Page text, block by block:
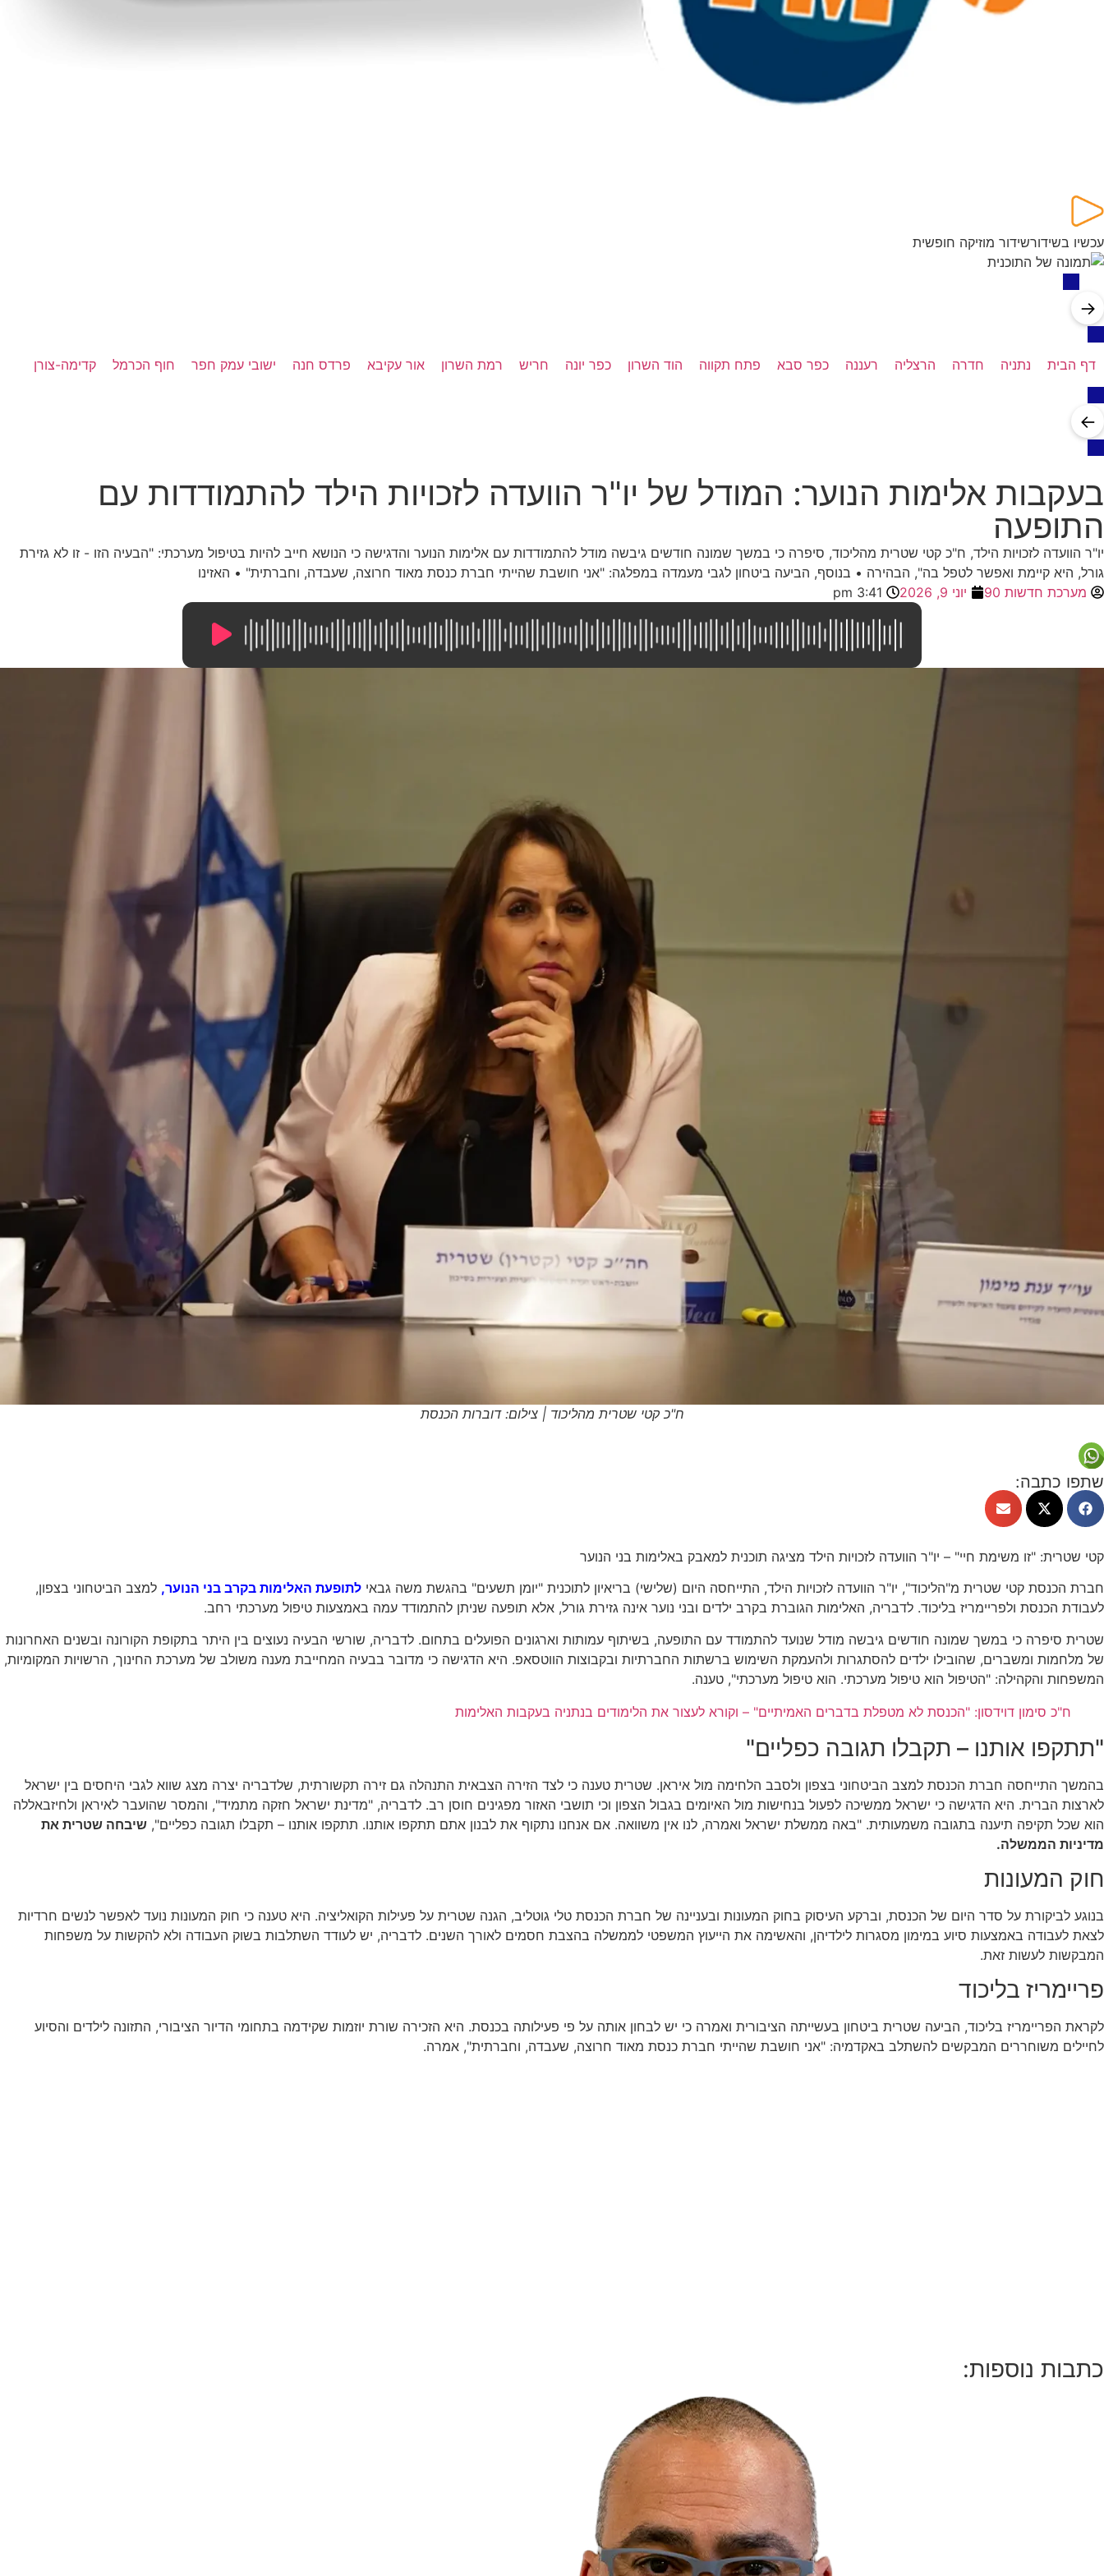
עכשיו בשידורשידור מוזיקה חופשית
→
דף הבית נתניה חדרה הרצליה רעננה כפר סבא פתח תקווה הוד השרון כפר יונה חריש רמת השרון אור עקיבא פרדס חנה ישובי עמק חפר חוף הכרמל קדימה-צורן
←
בעקבות אלימות הנוער: המודל של יו"ר הוועדה לזכויות הילד להתמודדות עם
התופעה
יו"ר הוועדה לזכויות הילד, ח"כ קטי שטרית מהליכוד, סיפרה כי במשך שמונה חודשים גיבשה מודל להתמודדות עם אלימות הנוער והדגישה כי הנושא חייב להיות בטיפול מערכתי: "הבעיה הזו - זו לא גזירת
גורל, היא קיימת ואפשר לטפל בה", הבהירה • בנוסף, הביעה ביטחון לגבי מעמדה במפלגה: "אני חושבת שהייתי חברת כנסת מאוד חרוצה, שעבדה, וחברתית" • האזינו
מערכת חדשות 90
יוני 9, 2026 3:41 pm
ח"כ קטי שטרית מהליכוד | צילום: דוברות הכנסת
שתפו כתבה:
קטי שטרית: "זו משימת חיי" – יו"ר הוועדה לזכויות הילד מציגה תוכנית למאבק באלימות בני הנוער
חברת הכנסת קטי שטרית מ"הליכוד", יו"ר הוועדה לזכויות הילד, התייחסה היום (שלישי) בריאיון לתוכנית "יומן תשעים" בהגשת משה גבאי לתופעת האלימות בקרב בני הנוער, למצב הביטחוני בצפון,
לעבודת הכנסת ולפריימריז בליכוד. לדבריה, האלימות הגוברת בקרב ילדים ובני נוער אינה גזירת גורל, אלא תופעה שניתן להתמודד עמה באמצעות טיפול מערכתי רחב.
שטרית סיפרה כי במשך שמונה חודשים גיבשה מודל שנועד להתמודד עם התופעה, בשיתוף עמותות וארגונים הפועלים בתחום. לדבריה, שורשי הבעיה נעוצים בין היתר בתקופת הקורונה ובשנים האחרונות
של מלחמות ומשברים, שהובילו ילדים להסתגרות ולהעמקת השימוש ברשתות החברתיות ובקבוצות הווטסאפ. היא הדגישה כי מדובר בבעיה המחייבת מענה משולב של מערכת החינוך, הרשויות המקומיות,
המשפחות והקהילה: "הטיפול הוא טיפול מערכתי. הוא טיפול מערכתי", טענה.
ח"כ סימון דוידסון: "הכנסת לא מטפלת בדברים האמיתיים" – וקורא לעצור את הלימודים בנתניה בעקבות האלימות
"תתקפו אותנו – תקבלו תגובה כפליים"
בהמשך התייחסה חברת הכנסת למצב הביטחוני בצפון ולסבב הלחימה מול איראן. שטרית טענה כי לצד הזירה הצבאית התנהלה גם זירה תקשורתית, שלדבריה יצרה מצג שווא לגבי היחסים בין ישראל
לארצות הברית. היא הדגישה כי ישראל ממשיכה לפעול בנחישות מול האיומים בגבול הצפון וכי תושבי האזור מפגינים חוסן רב. לדבריה, "מדינת ישראל חזקה מתמיד", והמסר שהועבר לאיראן ולחיזבאללה
הוא שכל תקיפה תיענה בתגובה משמעותית. "באה ממשלת ישראל ואמרה, לנו אין משוואה. אם אנחנו נתקוף את לבנון אתם תתקפו אותנו. תתקפו אותנו – תקבלו תגובה כפליים", שיבחה שטרית את
מדיניות הממשלה.
חוק המעונות
בנוגע לביקורת על סדר היום של הכנסת, וברקע העיסוק בחוק המעונות ובעניינה של חברת הכנסת טלי גוטליב, הגנה שטרית על פעילות הקואליציה. היא טענה כי חוק המעונות נועד לאפשר לנשים חרדיות
לצאת לעבודה באמצעות סיוע במימון מסגרות לילדיהן, והאשימה את הייעוץ המשפטי לממשלה בהצבת חסמים לאורך השנים. לדבריה, יש לעודד השתלבות בשוק העבודה ולא להקשות על משפחות
המבקשות לעשות זאת.
פריימריז בליכוד
לקראת הפריימריז בליכוד, הביעה שטרית ביטחון בעשייתה הציבורית ואמרה כי יש לבחון אותה על פי פעילותה בכנסת. היא הזכירה שורת יוזמות שקידמה בתחומי הדיור הציבורי, התזונה לילדים והסיוע
לחיילים משוחררים המבקשים להשתלב באקדמיה: "אני חושבת שהייתי חברת כנסת מאוד חרוצה, שעבדה, וחברתית", אמרה.
כתבות נוספות: